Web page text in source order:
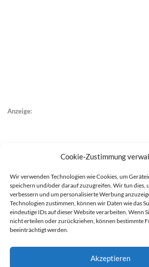
Cookie-Zustimmung
Wir verwenden Technologien wie Cookies, um
speichern und/oder darauf zuzugreifen. Wir tun dies,
verbessern und um personalisierte Werbung
Technologien zustimmen, können wir Daten wie das
eindeutige IDs auf dieser Website verarbeiten. Wenn
nicht erteilen oder zurückziehen, können bestimmte
beeinträchtigt werden.
Akzeptieren
Anzeige: